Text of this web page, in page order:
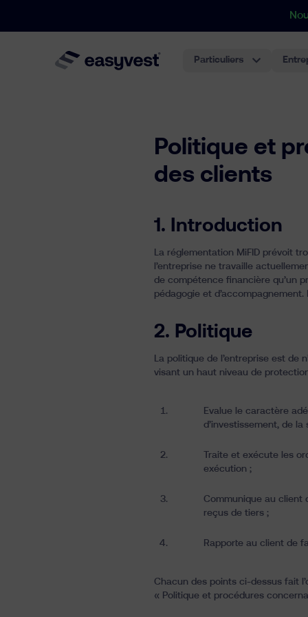
Particuliers
Politique et
des clients
1. Introduction
La réglementation MiFID prévoit
l’entreprise ne travaille
de compétence financière qu’un
pédagogie et
2. Politique
La politique de l’entreprise est de
visant un haut niveau de
Evalue le caractère
d’investissement, de
Traite et exécute les
exécution ;
Communique au client
reçus de tiers ;
Rapporte au client de
Chacun des points ci-dessus fait
« Politique et procédures